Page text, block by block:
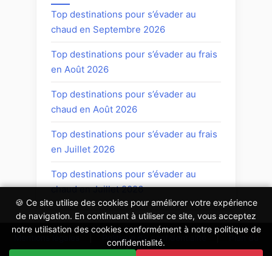
Top destinations pour s’évader au
chaud en Septembre 2026
Top destinations pour s’évader au frais
en Août 2026
Top destinations pour s’évader au
chaud en Août 2026
Top destinations pour s’évader au frais
en Juillet 2026
Top destinations pour s’évader au
chaud en Juillet 2026
Politique de confidentialité
site|Contact
🍪 Ce site utilise des cookies pour améliorer votre expérience
de navigation. En continuant à utiliser ce site, vous acceptez
notre utilisation des cookies conformément à notre politique de
confidentialité.